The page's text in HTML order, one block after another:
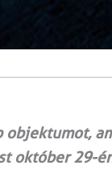
objektumot,
október 29-